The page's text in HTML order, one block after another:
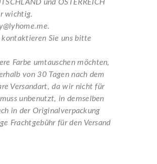
und ÖSTERREICH
wichtig.
Sie uns bitte
Farbe umtauschen möchten,
von 30 Tagen nach dem
Versandart, da wir nicht für
unbenutzt, in demselben
in der Originalverpackung
Frachtgebühr für den Versand